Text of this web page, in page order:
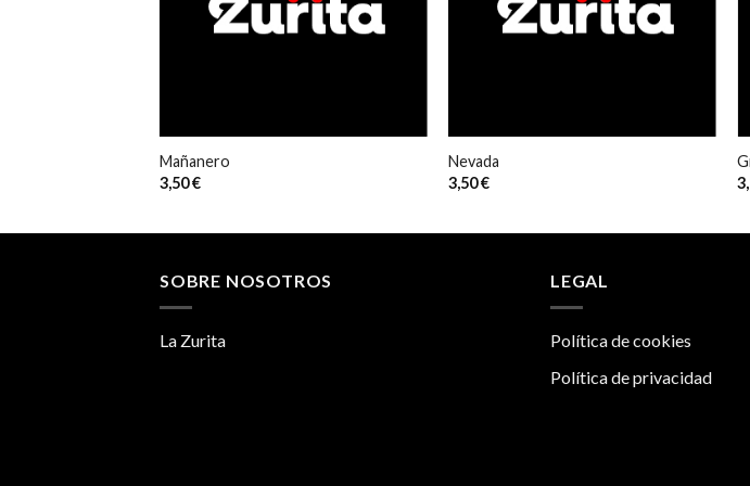
Mañanero
3,50€
Nevada
3,50€
SOBRE NOSOTROS
La Zurita
LEGAL
Política de cookies
Política de privacidad